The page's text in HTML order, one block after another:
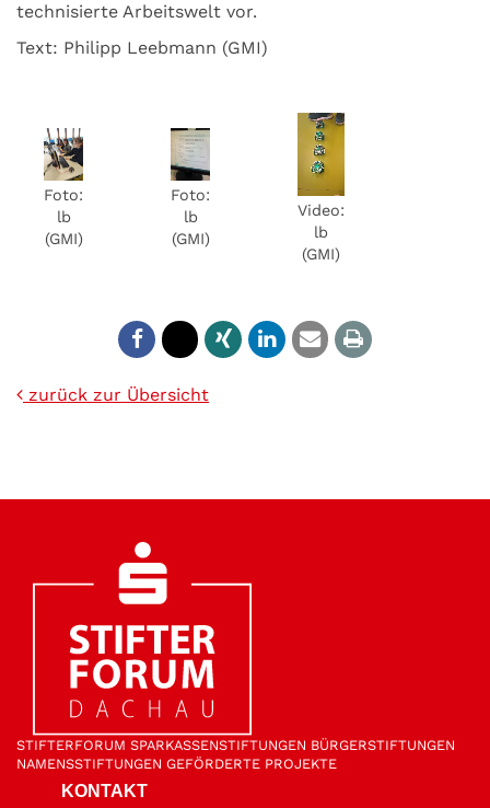
technisierte Arbeitswelt vor.
Text: Philipp Leebmann (GMI)
Foto:
lb
(GMI)
Foto:
lb
(GMI)
Video:
lb
(GMI)
zurück zur Übersicht
STIFTER­FORUM SPARKASSEN­STIFTUNGEN BÜRGER­STIFTUNGEN
NAMENS­STIFTUNGEN GEFÖRDERTE PROJEKTE
KONTAKT